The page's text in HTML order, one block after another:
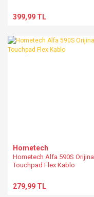
399,99 TL
Hometech
Hometech Alfa 590S Orijinal
Touchpad Flex Kablo
279,99 TL